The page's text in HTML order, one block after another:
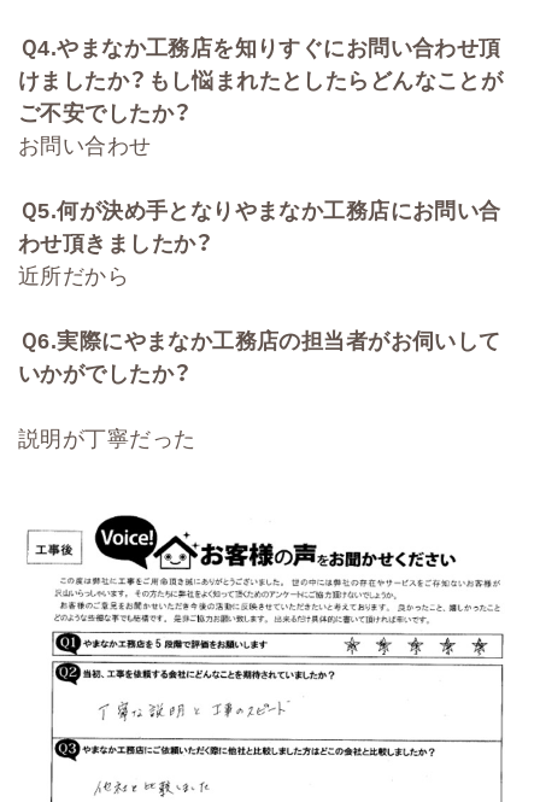
Ｑ4.やまなか工務店を知りすぐにお問い合わせ頂
けましたか？もし悩まれたとしたらどんなことが
ご不安でしたか？
お問い合わせ
Ｑ5.何が決め手となりやまなか工務店にお問い合
わせ頂きましたか？
近所だから
Ｑ6.実際にやまなか工務店の担当者がお伺いして
いかがでしたか？
説明が丁寧だった